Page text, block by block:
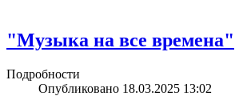
"Музыка на все времена"
Подробности
Опубликовано 18.03.2025 13:02